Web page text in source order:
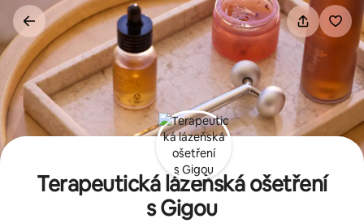
Přeskočit
obsah
Terapeutická lázeňská ošetření
s Gigou